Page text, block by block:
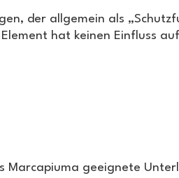
der allgemein als
hat keinen Einfluss
Marcapiuma geeignete